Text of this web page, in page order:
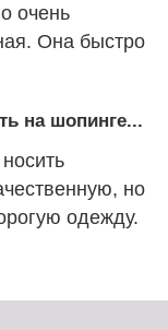
очень
Она быстро
на шопинге...
но
одежду.